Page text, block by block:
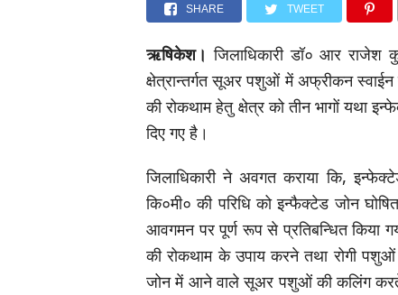
SHARE TWEET
ऋषिकेश। जिलाधिकारी डॉ० आर
क्षेत्रान्तर्गत सूअर पशुओं में अफ्रीकन
की रोकथाम हेतु क्षेत्र को तीन भागों यथा
दिए गए है।
जिलाधिकारी ने अवगत कराया कि,
कि०मी० की परिधि को इन्फैक्टेड जोन
आवगमन पर पूर्ण रूप से प्रतिबन्धित किया
की रोकथाम के उपाय करने तथा रोगी
जोन में आने वाले सूअर पशुओं की कलिंग करते